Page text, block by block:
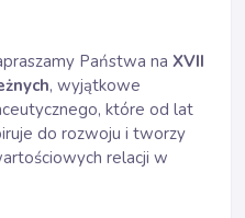
Państwa na XVII
, wyjątkowe
które od lat
do rozwoju i tworzy
relacji w